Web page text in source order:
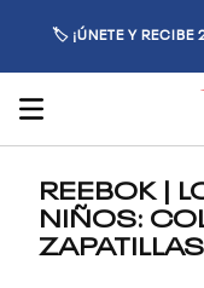
🏷️ ¡ÚNETE Y RECIBE
REEBOK |
NIÑOS:
ZAPATILLAS